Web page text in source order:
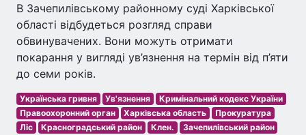
В Зачепилівському районному суді Харківської
області відбудеться розгляд справи
обвинувачених. Вони можуть отримати
покарання у вигляді ув’язнення на термін від п’яти
до семи років.
Українська гривня Ув'язнення
Кримінальний кодекс України
Правоохоронний орган
Харківська область
Прокуратура
Ліс
Красноградський район Клен.
Зачепилівський район